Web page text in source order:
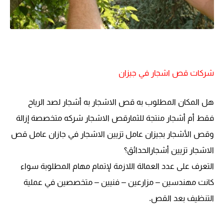
شركات قص اشجار في جيزان
هل المكان المطلوب به قص الاشجار به أشجار لصد الرياح
فقط أم أشجار منتجة للثمارقص الاشجار شركه متخصصة إزالة
وقص الأشجار بجيزان عامل تزيين الاشجار في جازان عامل قص
الاشجار تزيين أشجارالحدائق؟
التعرف على عدد العمالة اللازمة لإتمام مهام المطلوبة سواء
كانت مهندسين – مزارعين – فنيين – متخصصين في عملية
التنظيف بعد القص.